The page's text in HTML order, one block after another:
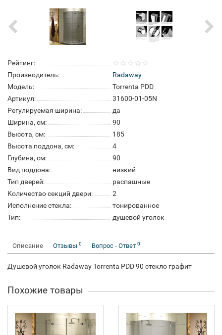
Рейтинг:
Производитель:
Radaway
Модель:
Torrenta PDD
Артикул:
31600-01-05N
Регулируемая ширина:
да
Ширина, см:
90
Высота, см:
185
Высота поддона, см:
4
Глубина, см:
90
Вид поддона:
низкий
Тип дверей:
распашные
Количество секций двери:
2
Исполнение стекла:
тонированное
Тип:
душевой уголок
Описание Отзывы 0 Вопрос - Ответ 0
Душевой уголок Radaway Torrenta PDD 90 стекло графит
Похожие товары